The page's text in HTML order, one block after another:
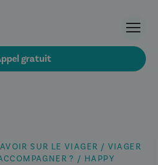
gratuit
SUR LE VIAGER / VIAGER
? / HAPPY